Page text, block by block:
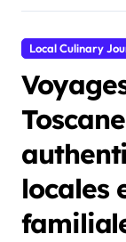
Local Culinary
locales